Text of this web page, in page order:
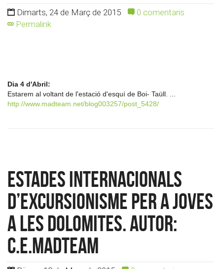
Dimarts, 24 de Març de 2015
0 comentaris
Permalink
Dia 4 d'Abril:
Estarem al voltant de l'estació d'esquí de Boi- Taüll. ...
http://www.madteam.net/blog003257/post_5428/
Estades Internacionals
d’Excursionisme per a joves
a les Dolomites. Autor:
c.e.madteam